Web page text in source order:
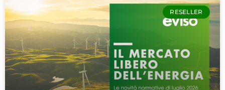
RESELLER